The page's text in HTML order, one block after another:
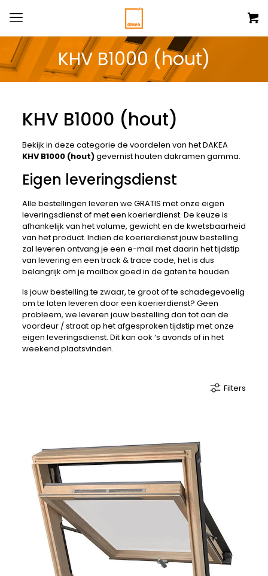
KHV B1000 (hout)
KHV B1000 (hout)
Bekijk in deze categorie de voordelen van het DAKEA
KHV B1000 (hout)gevernist houten dakramen gamma.
Eigen leveringsdienst
Alle bestellingen leveren we GRATIS met onze eigen
leveringsdienst of met een koerierdienst. De keuze is
afhankelijk van het volume, gewicht en de kwetsbaarheid
van het product. Indien de koerierdienst jouw bestelling
zal leveren ontvang je een e-mail met daarin het tijdstip
van levering en een track & trace code, het is dus
belangrijk om je mailbox goed in de gaten te houden.
Is jouw bestelling te zwaar, te groot of te schadegevoelig
om te laten leveren door een koerierdienst? Geen
probleem, we leveren jouw bestelling dan tot aan de
voordeur / straat op het afgesproken tijdstip met onze
eigen leveringsdienst. Dit kan ook ‘s avonds of in het
weekend plaatsvinden.
Filters